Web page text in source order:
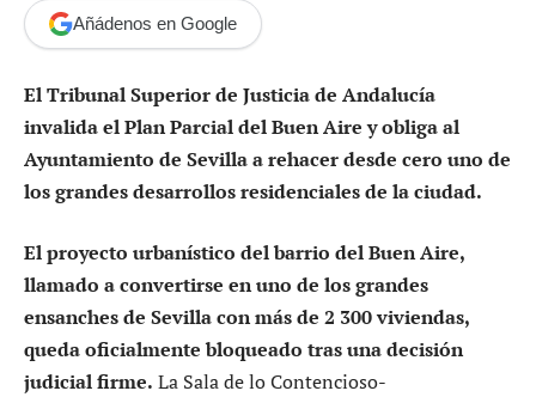
Añádenos en Google
El Tribunal Superior de Justicia de Andalucía
invalida el Plan Parcial del Buen Aire y obliga al
Ayuntamiento de Sevilla a rehacer desde cero uno de
los grandes desarrollos residenciales de la ciudad.
El proyecto urbanístico del barrio del Buen Aire,
llamado a convertirse en uno de los grandes
ensanches de Sevilla con más de 2 300 viviendas,
queda oficialmente bloqueado tras una decisión
judicial firme. La Sala de lo Contencioso-